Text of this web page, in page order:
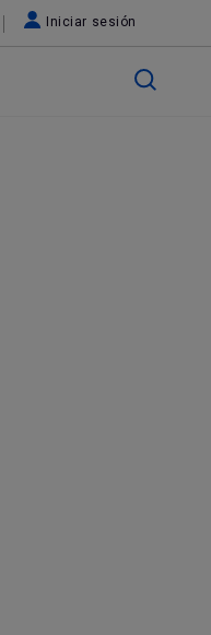
Iniciar sesión